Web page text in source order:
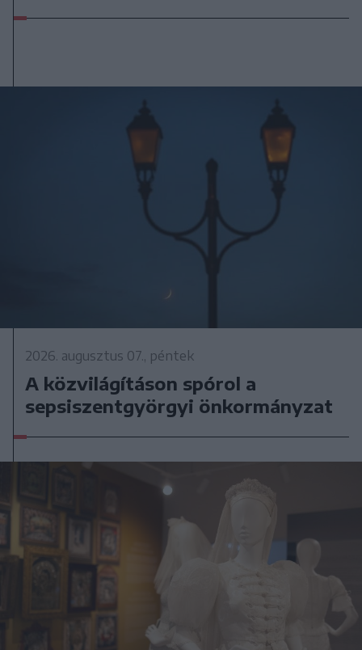
2026. augusztus 07., péntek
A közvilágításon spórol a
sepsiszentgyörgyi önkormányzat